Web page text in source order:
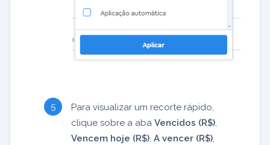
Para visualizar um recorte rápido,
clique sobre a aba Vencidos (R$)
Vencem hoje (R$) A vencer (R$)